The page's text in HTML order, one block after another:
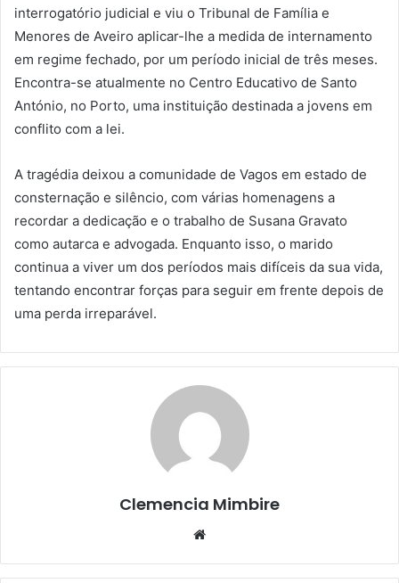
interrogatório judicial e viu o Tribunal de Família e
Menores de Aveiro aplicar-lhe a medida de internamento
em regime fechado, por um período inicial de três meses.
Encontra-se atualmente no Centro Educativo de Santo
António, no Porto, uma instituição destinada a jovens em
conflito com a lei.
A tragédia deixou a comunidade de Vagos em estado de
consternação e silêncio, com várias homenagens a
recordar a dedicação e o trabalho de Susana Gravato
como autarca e advogada. Enquanto isso, o marido
continua a viver um dos períodos mais difíceis da sua vida,
tentando encontrar forças para seguir em frente depois de
uma perda irreparável.
Clemencia Mimbire
Website